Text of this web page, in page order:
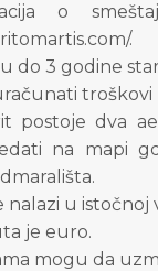
o
.
do 3 godine
troškovi
postoje dva
na mapi
nalazi u istočnoj
je euro.
mogu da